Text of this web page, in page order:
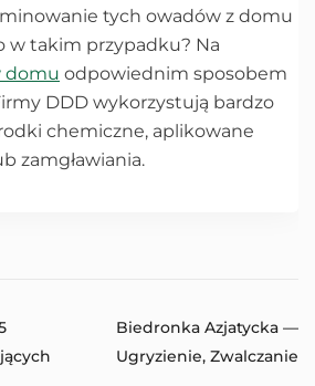
tych owadów z domu
w takim przypadku? Na
domu odpowiednim sposobem
DDD wykorzystują bardzo
chemiczne, aplikowane
zamgławiania.
Biedronka Azjatycka —
Ugryzienie, Zwalczanie